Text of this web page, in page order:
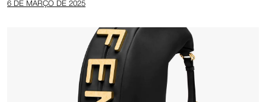
6 DE MARÇO DE 2025